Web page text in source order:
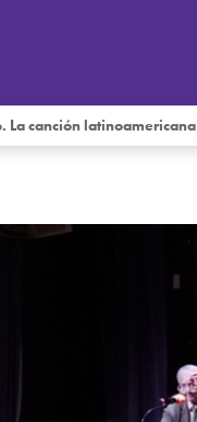
La canción latinoamericana